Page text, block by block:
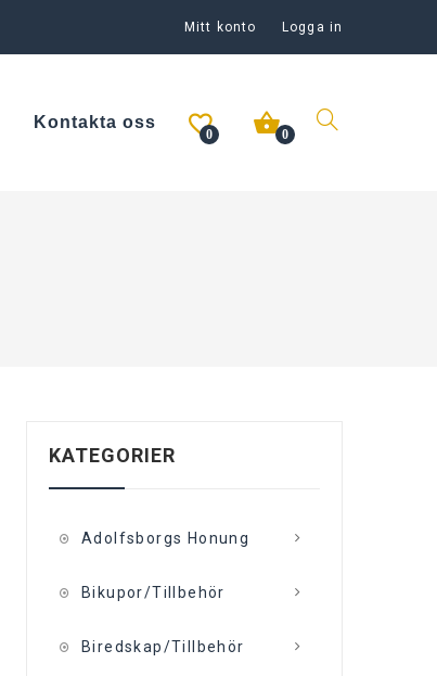
Mitt konto Logga in
Kontakta oss
0 0
KATEGORIER
Adolfsborgs Honung
Bikupor/Tillbehör
Biredskap/Tillbehör